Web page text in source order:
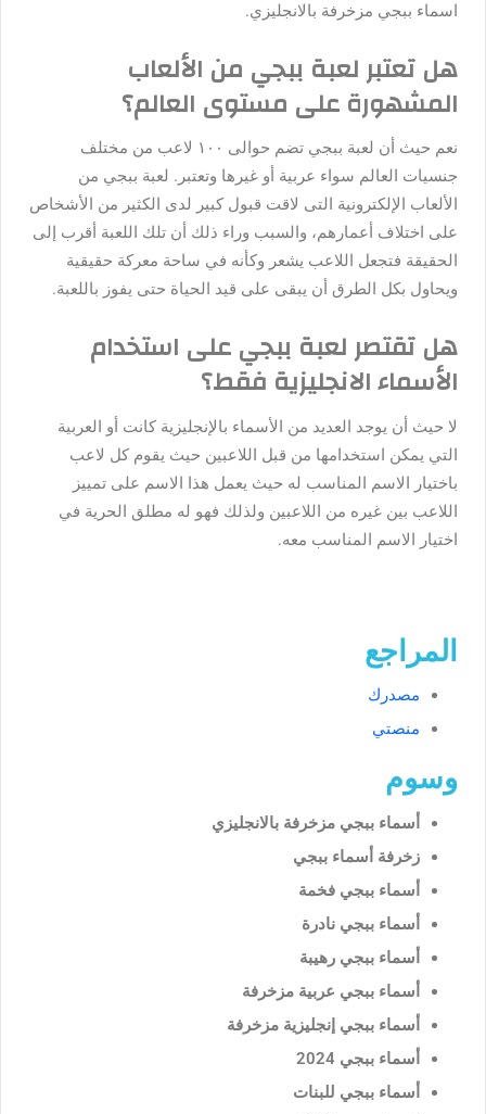
اسماء ببجي مزخرفة بالانجليزي.
هل تعتبر لعبة ببجي من الألعاب
المشهورة على مستوى العالم؟
نعم حيث أن لعبة ببجي تضم حوالى ١٠٠ لاعب من مختلف
جنسيات العالم سواء عربية أو غيرها وتعتبر. لعبة ببجي من
الألعاب الإلكترونية التى لاقت قبول كبير لدى الكثير من الأشخاص
على اختلاف أعمارهم، والسبب وراء ذلك أن تلك اللعبة أقرب إلى
الحقيقة فتجعل اللاعب يشعر وكأنه في ساحة معركة حقيقية
ويحاول بكل الطرق أن يبقى على قيد الحياة حتى يفوز باللعبة.
هل تقتصر لعبة ببجي على استخدام
الأسماء الانجليزية فقط؟
لا حيث أن يوجد العديد من الأسماء بالإنجليزية كانت أو العربية
التي يمكن استخدامها من قبل اللاعبين حيث يقوم كل لاعب
باختيار الاسم المناسب له حيث يعمل هذا الاسم على تمييز
اللاعب بين غيره من اللاعبين ولذلك فهو له مطلق الحرية في
اختيار الاسم المناسب معه.
المراجع
مصدرك
منصتي
وسوم
أسماء ببجي مزخرفة بالانجليزي
زخرفة أسماء ببجي
أسماء ببجي فخمة
أسماء ببجي نادرة
أسماء ببجي رهيبة
أسماء ببجي عربية مزخرفة
أسماء ببجي إنجليزية مزخرفة
أسماء ببجي 2024
أسماء ببجي للبنات